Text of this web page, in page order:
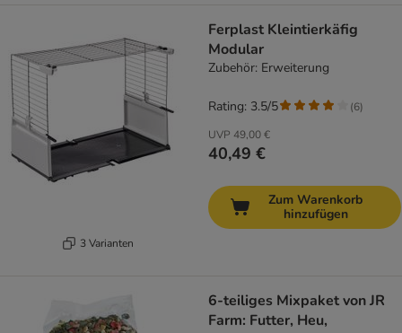
3 Varianten
Ferplast Kleintierkäfig
Modular
Zubehör: Erweiterung
UVP 49,00 €
40,49 €
Rating: 3.5/5 (6)
Zum Warenkorb
hinzufügen
6-teiliges Mixpaket von JR
Farm: Futter, Heu,